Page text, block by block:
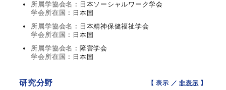
所属学協会名： 日本ソーシャルワーク学会
学会所在国： 日本国
所属学協会名： 日本精神保健福祉学会
学会所在国： 日本国
所属学協会名： 障害学会
学会所在国： 日本国
研究分野 【 表示 ／非表示 】